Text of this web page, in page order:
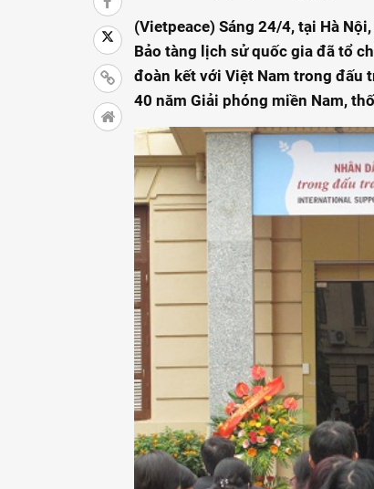
(Vietpeace) Sáng 24/4, tại Hà
Bảo tàng lịch sử quốc gia đã tổ
đoàn kết với Việt Nam trong đấu
40 năm Giải phóng miền Nam,